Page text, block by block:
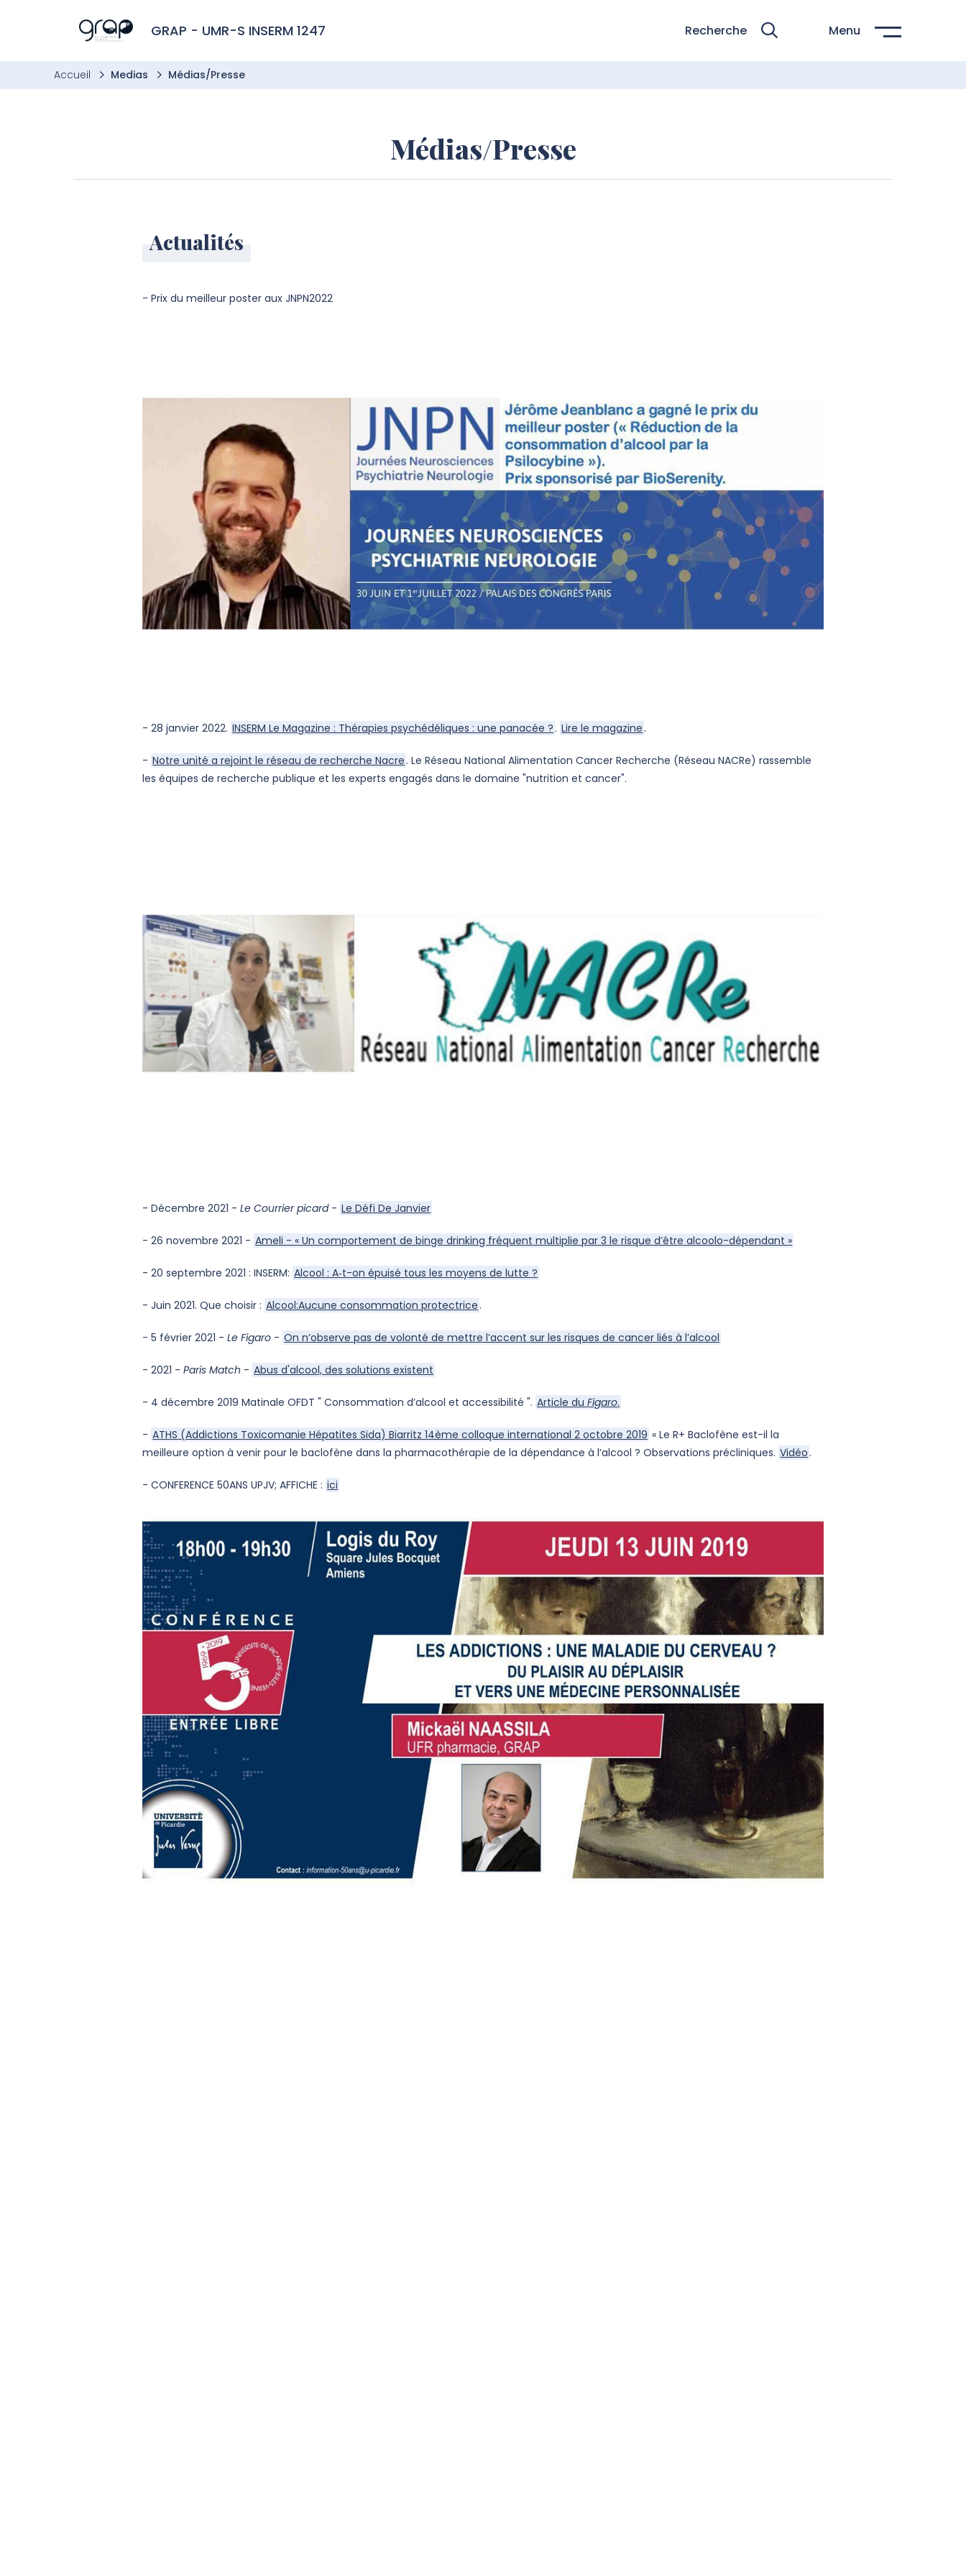
Aller à l’entête de page
Aller au menu principale
Aller au contenu principal
Aller à la recherche
Passer aux cookies
Aller au pied de page
GRAP - UMR-S INSERM 1247 Recherche Menu
Accueil Medias Médias/Presse
Médias/Presse
Actualités
- Prix du meilleur poster aux JNPN2022
- 28 janvier 2022. INSERM Le Magazine : Thérapies psychédéliques : une panacée ?. Lire le magazine.
- Notre unité a rejoint le réseau de recherche Nacre. Le Réseau National Alimentation Cancer Recherche (Réseau NACRe) rassemble
les équipes de recherche publique et les experts engagés dans le domaine "nutrition et cancer".
- Décembre 2021 -Le Courrier picard- Le Défi De Janvier
- 26 novembre 2021 - Ameli - « Un comportement de binge drinking fréquent multiplie par 3 le risque d’être alcoolo-dépendant »
- 20 septembre 2021 : INSERM: Alcool : A‑t-on épuisé tous les moyens de lutte ?
- Juin 2021. Que choisir : Alcool:Aucune consommation protectrice.
- 5 février 2021 -Le Figaro - On n’observe pas de volonté de mettre l’accent sur les risques de cancer liés à l’alcool
- 2021 -Paris Match - Abus d'alcool, des solutions existent
- 4 décembre 2019 Matinale OFDT " Consommation d’alcool et accessibilité ". Article duFigaro.
- ATHS (Addictions Toxicomanie Hépatites Sida) Biarritz 14ème colloque international 2 octobre 2019 « Le R+ Baclofène est-il la
meilleure option à venir pour le baclofène dans la pharmacothérapie de la dépendance à l’alcool ? Observations précliniques. Vidéo.
- CONFERENCE 50ANS UPJV; AFFICHE : ici